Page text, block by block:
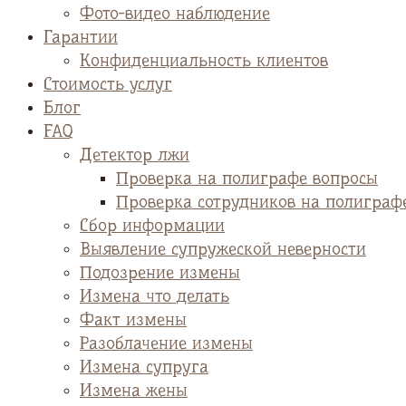
Фото-видео наблюдение
Гарантии
Конфиденциальность клиентов
Стоимость услуг
Блог
FAQ
Детектор лжи
Проверка на полиграфе вопросы
Проверка сотрудников на
Сбор информации
Выявление супружеской неверности
Подозрение измены
Измена что делать
Факт измены
Разоблачение измены
Измена супруга
Измена жены